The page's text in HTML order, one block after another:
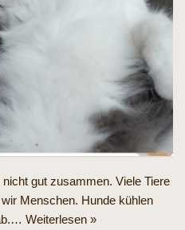
gut zusammen. Viele Tiere
Menschen. Hunde kühlen
Weiterlesen »